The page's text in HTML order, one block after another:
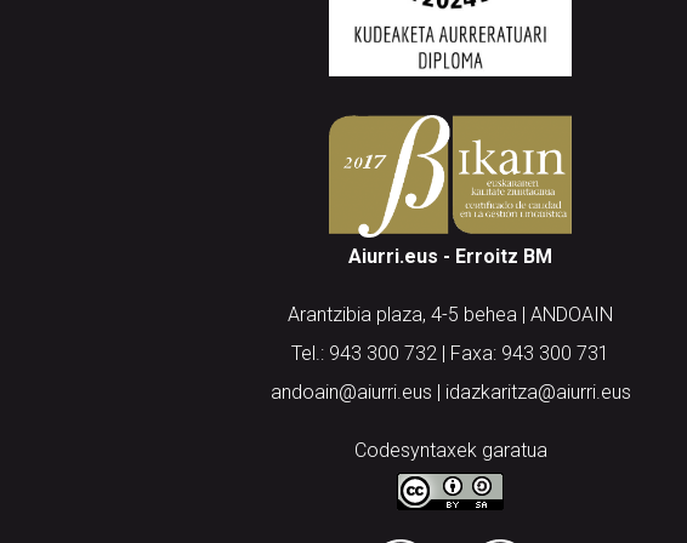
Aiurri.eus - Erroitz BM
Arantzibia plaza, 4-5 behea | ANDOAIN
Tel.: 943 300 732 | Faxa: 943 300 731
andoain@aiurri.eus | idazkaritza@aiurri.eus
Codesyntaxek garatua